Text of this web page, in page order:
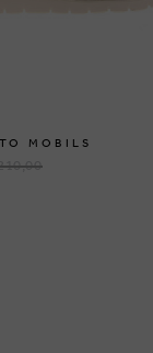
MOBILS